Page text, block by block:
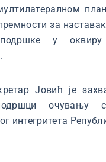
за
у оквиру
Јовић је
очувању
интегритета